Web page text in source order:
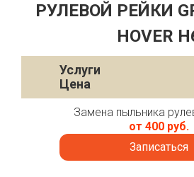
РУЛЕВОЙ РЕЙКИ
HOVER
Услуги
Цена
Замена пыльника
от 400 руб.
Записаться